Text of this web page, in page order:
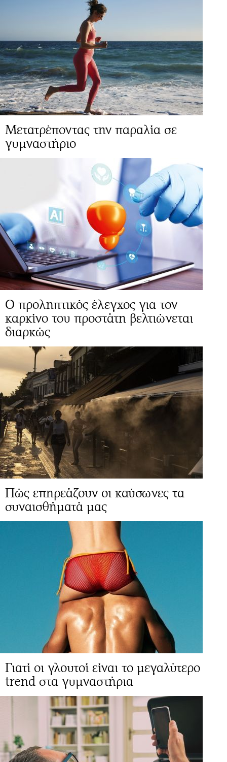
Μετατρέποντας την παραλία σε
γυμναστήριο
Ο προληπτικός έλεγχος για τον
καρκίνο του προστάτη βελτιώνεται
διαρκώς
Πώς επηρεάζουν οι καύσωνες τα
συναισθήματά μας
Γιατί οι γλουτοί είναι το μεγαλύτερο
trend στα γυμναστήρια